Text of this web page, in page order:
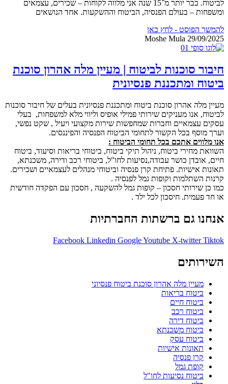
לביטוח. כבר יותר מ־15 שנה אני מלווה לקוחות – שכירים, עצמאים
ומשפחות – בעולם הפנסיה, הביטוח וההשקעות. אחד הנושאים
להמשך הפוסט - לחץ כאן
Moshe Mula 29/09/2025
חיבור סוכנות לביטוח | מעיין מלה אהרון סוכנת
ביטוח ומתכננת פנסיונית
מעיין מלה אהרון סוכנת ביטוח ומתכננת פנסיונית בעלים של חיבור סוכנות
לביטוח, אנו מעניקים שירותי פמילי אופיס וליווי מלא למשפחות, בעלי
עסקים עצמאיים וחברות שמחפשות שירות מקצועי ויעיל , שקט נפשי,
וערך מוסף בכל הקשור לתחומי הביטוח הפנסיה והפיננסים.
אנו מלווים אתכם בכל תחומי הביטוח :
השוואת מחירי ביטוח, ניהול תיקי ביטוח, ביטוחי בריאות וסיעוד, ביטוח
חיים, אובדן כושר עבודה,נסיעות לחו"ל, ביטוחי רכב ודירה, משכנתא,
תאונות אישיות. פתיחת קרן פנסיה וביטוחי מנהלים לעצמאיים ושכירים.
קרנות השתלמות וקופות גמל לפנסיה .
כמו כן שירותי חסכון – קופות גמל להשקעה , חסכון עם הפקדה חודשית
או חד פעמית. חיסכון לכל ילד .
אנחנו גם ברשתות החברתיות
Facebook Linkedin GoogleYoutube X-twitter Tiktok
השירותים
מעיין מלה אהרון סוכנת ביטוח פנסיוני
ביטוח בריאות
ביטוח חיים
ביטוח רכב
ביטוח דירה
ביטוח משכנתא
ביטוח עסק
תאונות אישיות
קרן פנסיה
קופת גמל
ביטוח נסיעות לחו"ל